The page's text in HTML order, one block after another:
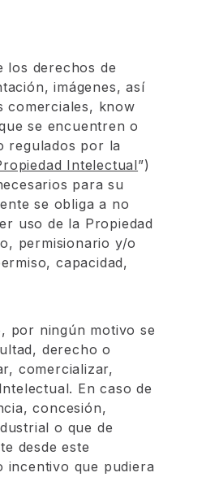
los derechos de
imágenes, así
comerciales, know
se encuentren o
regulados por la
Intelectual”)
para su
se obliga a no
uso de la Propiedad
permisionario y/o
capacidad,
por ningún motivo se
derecho o
comercializar,
En caso de
concesión,
o que de
desde este
incentivo que pudiera